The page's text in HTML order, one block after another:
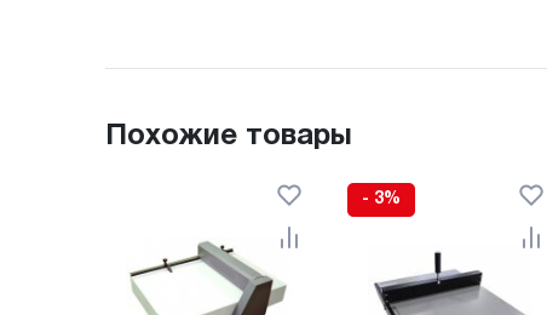
Похожие товары
- 3%